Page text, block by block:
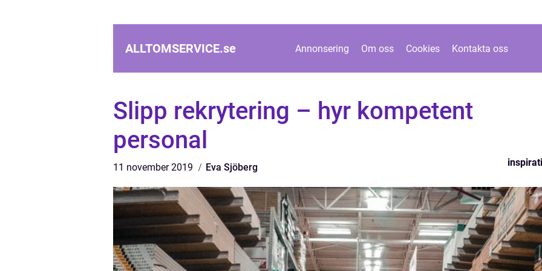
ALLTOMSERVICE.se Annonsering Om oss Cookies Kontakta oss
Slipp rekrytering – hyr kompetent
personal
11 november 2019 Eva Sjöberg